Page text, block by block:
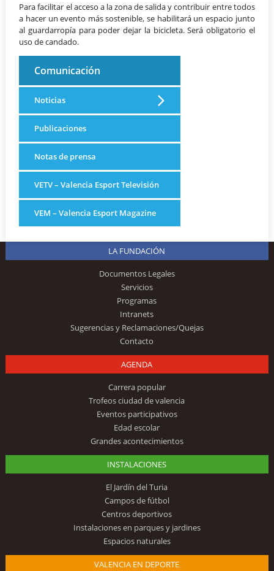
Para facilitar el acceso a la zona de salida y contribuir entre todos
a hacer un evento más sostenible, se habilitará un espacio junto
al guardarropía para poder dejar la bicicleta. Será obligatorio el
uso de candado.
Comunicación
Noticias
Publicaciones
Notas de prensa
VETV – Valencia Esport Televisión
VEM – Valencia Esport Magazine
LA FUNDACIÓN
Documentos Legales
Servicios
Programas
Intranets
Sugerencias y Reclamaciones/Quejas
Contacto
AGENDA
Carrera popular
Trofeos ciudad de valencia
Eventos participativos
Edad escolar
Grandes acontecimientos
INSTALACIONES
El Jardín del Turia
Campos de fútbol
Centros deportivos
Instalaciones en parques y jardines
Espacios naturales
VALENCIA EN DEPORTE